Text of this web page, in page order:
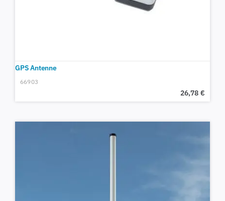
GPS Antenne
66903
26,78 €